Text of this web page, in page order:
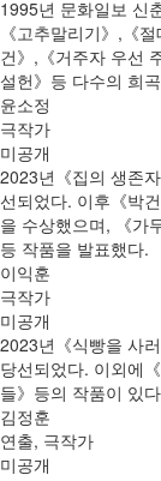
1995년 문화일보 신
《고추말리기》,《
건》,《거주자 우선
설헌》등 다수의 희
윤소정
극작가
미공개
2023년《집의 생존
선되었다. 이후《박
을 수상했으며, 《가
등 작품을 발표했다.
이익훈
극작가
미공개
2023년《식빵을 사
당선되었다. 이외에
들》등의 작품이 있
김정훈
연출, 극작가
미공개